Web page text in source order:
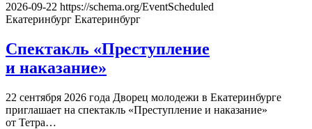
2026-09-22 https://schema.org/EventScheduled
Екатеринбург Екатеринбург
Спектакль «Преступление
и наказание»
22 сентября 2026 года Дворец молодежи в Екатеринбурге
приглашает на спектакль «Преступление и наказание»
от Тетра…